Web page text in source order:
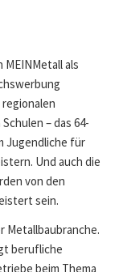
als
– das 64-
Jugendliche für
Und auch die
von den
sein.
Metallbaubranche.
berufliche
beim Thema